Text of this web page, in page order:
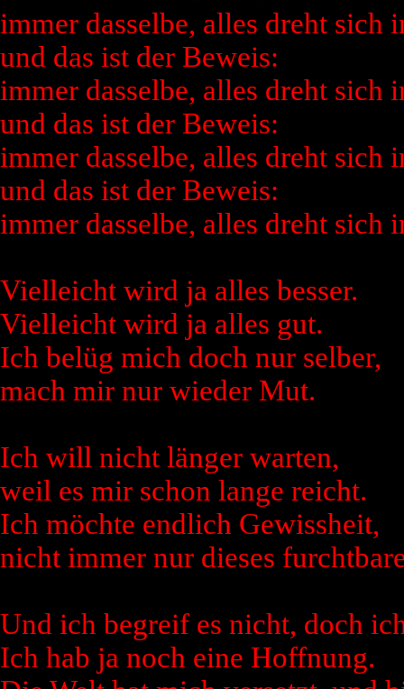
immer dasselbe, alles dreht sich
und das ist der Beweis:
immer dasselbe, alles dreht sich
und das ist der Beweis:
immer dasselbe, alles dreht sich
und das ist der Beweis:
immer dasselbe, alles dreht
Vielleicht wird ja alles besser.
Vielleicht wird ja alles gut.
Ich belüg mich doch nur selber,
mach mir nur wieder Mut.
Ich will nicht länger warten,
weil es mir schon lange reicht.
Ich möchte endlich Gewissheit,
nicht immer nur dieses
Und ich begreif es nicht, doch
Ich hab ja noch eine Hoffnung.